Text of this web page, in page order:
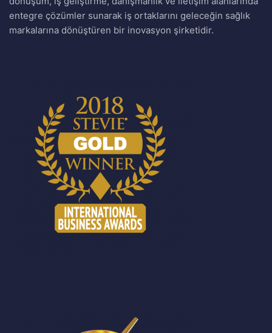
entegre çözümler sunarak iş ortaklarını geleceğin sağlık
markalarına dönüştüren bir inovasyon şirketidir.